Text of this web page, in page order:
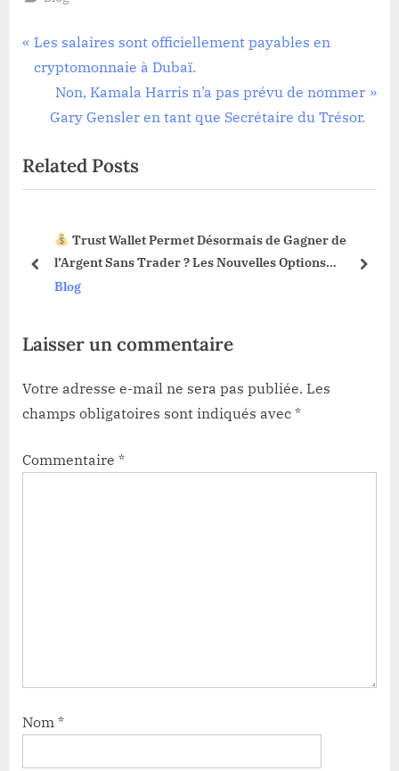
Navigation
de
l’article
P
r
o
u
o
:
Les salaires sont officiellement payables en
cryptomonnaie à Dubaï.
N
e
t
P
s
t
:
Non, Kamala Harris n’a pas prévu de nommer
Gary Gensler en tant que Secrétaire du Trésor.
Related Posts
Trust Wallet Permet Désormais de Gagner de
l’Argent Sans Trader ? Les Nouvelles Options
Dévoilées !
Blog
prev next
Laisser un commentaire
Votre adresse e-mail ne sera pas publiée. Les
champs obligatoires sont indiqués avec *
Commentaire *
Nom *